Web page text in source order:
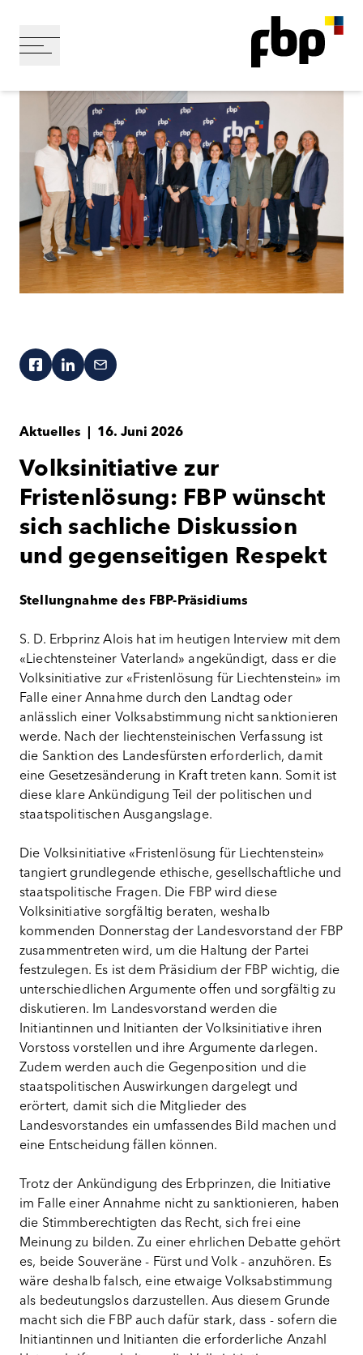
Aktuelles 16. Juni 2026
Volksinitiative zur
Fristenlösung: FBP wünscht
sich sachliche Diskussion
und gegenseitigen Respekt
Stellungnahme des FBP-Präsidiums
S. D. Erbprinz Alois hat im heutigen Interview mit dem
«Liechtensteiner Vaterland» angekündigt, dass er die
Volksinitiative zur «Fristenlösung für Liechtenstein» im
Falle einer Annahme durch den Landtag oder
anlässlich einer Volksabstimmung nicht sanktionieren
werde. Nach der liechtensteinischen Verfassung ist
die Sanktion des Landesfürsten erforderlich, damit
eine Gesetzesänderung in Kraft treten kann. Somit ist
diese klare Ankündigung Teil der politischen und
staatspolitischen Ausgangslage.
Die Volksinitiative «Fristenlösung für Liechtenstein»
tangiert grundlegende ethische, gesellschaftliche und
staatspolitische Fragen. Die FBP wird diese
Volksinitiative sorgfältig beraten, weshalb
kommenden Donnerstag der Landesvorstand der FBP
zusammentreten wird, um die Haltung der Partei
festzulegen. Es ist dem Präsidium der FBP wichtig, die
unterschiedlichen Argumente offen und sorgfältig zu
diskutieren. Im Landesvorstand werden die
Initiantinnen und Initianten der Volksinitiative ihren
Vorstoss vorstellen und ihre Argumente darlegen.
Zudem werden auch die Gegenposition und die
staatspolitischen Auswirkungen dargelegt und
erörtert, damit sich die Mitglieder des
Landesvorstandes ein umfassendes Bild machen und
eine Entscheidung fällen können.
Trotz der Ankündigung des Erbprinzen, die Initiative
im Falle einer Annahme nicht zu sanktionieren, haben
die Stimmberechtigten das Recht, sich frei eine
Meinung zu bilden. Zu einer ehrlichen Debatte gehört
es, beide Souveräne - Fürst und Volk - anzuhören. Es
wäre deshalb falsch, eine etwaige Volksabstimmung
als bedeutungslos darzustellen. Aus diesem Grunde
macht sich die FBP auch dafür stark, dass - sofern die
Initiantinnen und Initianten die erforderliche Anzahl